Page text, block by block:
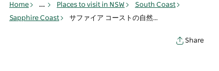
Home ... Places to visit in NSW
South Coast
Sapphire Coast
サファイア コーストの自然と公園
Share